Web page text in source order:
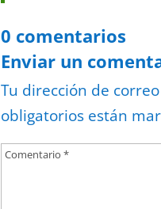
0 comentarios
Enviar un
Tu dirección de
obligatorios están